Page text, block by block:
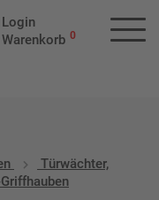
Login
Warenkorb 0
Türwächter,